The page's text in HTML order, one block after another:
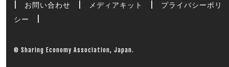
お問い合わせ メディアキット
プライバシーポリ
シー
© Sharing Economy Association, Japan.